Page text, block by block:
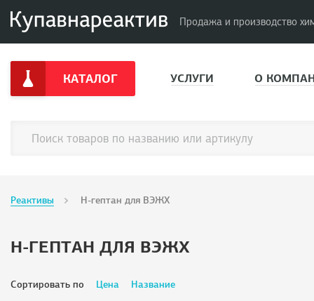
Продажа и производство
КАТАЛОГ УСЛУГИ О
Реактивы Н-гептан для ВЭЖХ
Н-ГЕПТАН ДЛЯ ВЭЖХ
Сортировать по Цена Название